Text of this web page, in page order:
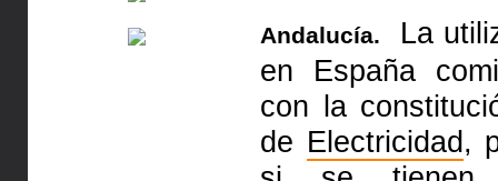
Andalucía.
La
en España
con la
de Electricidad,